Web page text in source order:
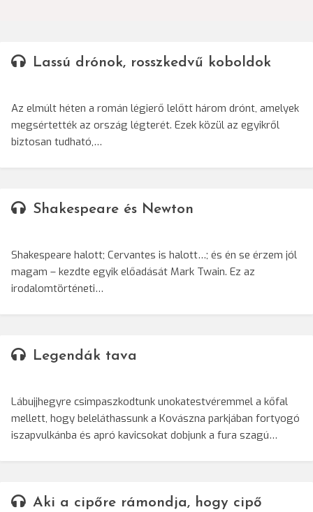
Lassú drónok, rosszkedvű koboldok
Az elmúlt héten a román légierő lelőtt három drónt, amelyek
megsértették az ország légterét. Ezek közül az egyikről
biztosan tudható,…
Shakespeare és Newton
Shakespeare halott; Cervantes is halott…; és én se érzem jól
magam – kezdte egyik előadását Mark Twain. Ez az
irodalomtörténeti…
Legendák tava
Lábujjhegyre csimpaszkodtunk unokatestvéremmel a kőfal
mellett, hogy beleláthassunk a Kovászna parkjában fortyogó
iszapvulkánba és apró kavicsokat dobjunk a fura szagú…
Aki a cipőre rámondja, hogy cipő